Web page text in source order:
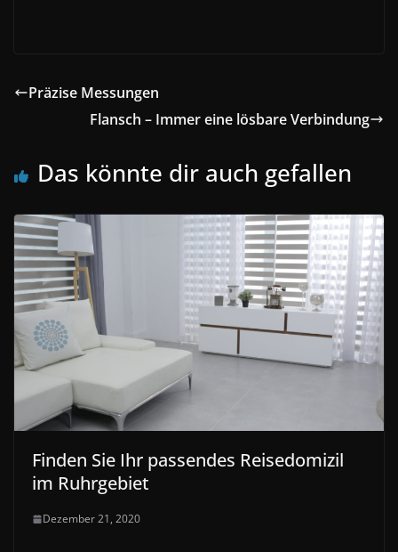
Präzise Messungen
Flansch – Immer eine lösbare Verbindung
Das könnte dir auch gefallen
Finden Sie Ihr passendes Reisedomizil
im Ruhrgebiet
Dezember 21, 2020